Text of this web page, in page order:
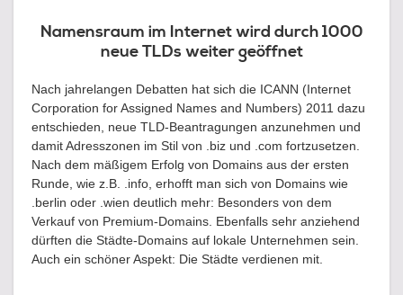
Namensraum im Internet wird durch 1000
neue TLDs weiter geöffnet
Nach jahrelangen Debatten hat sich die ICANN (Internet
Corporation for Assigned Names and Numbers) 2011 dazu
entschieden, neue TLD-Beantragungen anzunehmen und
damit Adresszonen im Stil von .biz und .com fortzusetzen.
Nach dem mäßigem Erfolg von Domains aus der ersten
Runde, wie z.B. .info, erhofft man sich von Domains wie
.berlin oder .wien deutlich mehr: Besonders von dem
Verkauf von Premium-Domains. Ebenfalls sehr anziehend
dürften die Städte-Domains auf lokale Unternehmen sein.
Auch ein schöner Aspekt: Die Städte verdienen mit.